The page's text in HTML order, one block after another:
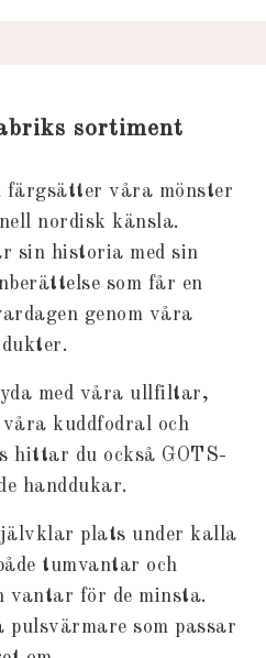
sortiment
färgsätter våra mönster
nordisk känsla.
sin historia med sin
som får en
genom våra
med våra ullfiltar,
våra kuddfodral och
hittar du också GOTS-
handdukar.
plats under kalla
tumvantar och
vantar för de minsta.
pulsvärmare som passar